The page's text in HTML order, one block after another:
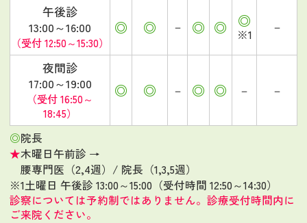
◎院長
★木曜日午前診 →
腰専門医（2,4週）/ 院長（1,3,5週）
※1土曜日 午後診 13:00～15:00（受付時間 12:50～14:30）
診察については予約制ではありません。診療受付時間内に
ご来院ください。
午後診
13:00～16:00
（受付 12:50～15:30）
◎ ◎ － ◎ ◎ ◎
※1 －
夜間診
17:00～19:00
（受付 16:50～
18:45）
◎ ◎ － ◎ ◎ － －